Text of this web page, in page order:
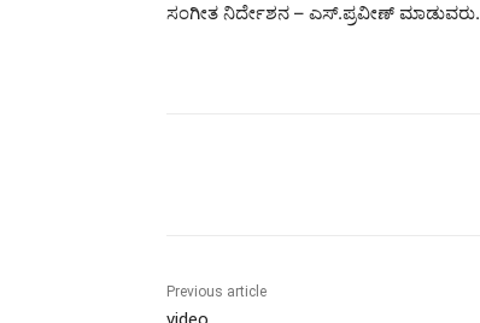
ಸಂಗೀತ ನಿರ್ದೇಶನ – ಎಸ್.ಪ್ರವೀಣ್ ಮಾಡುವರು.
Previous article